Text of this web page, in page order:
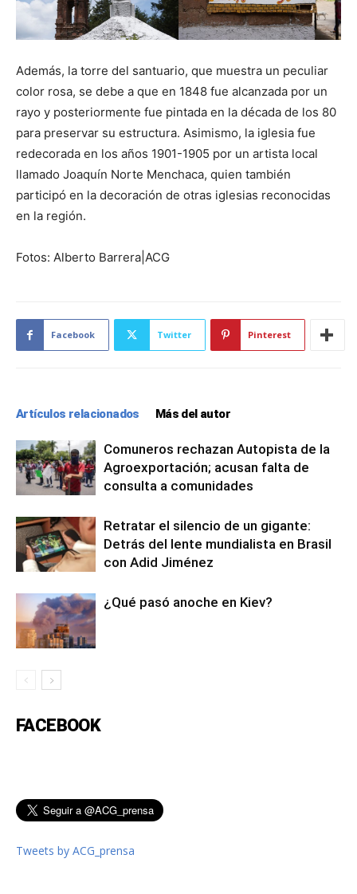
Además, la torre del santuario, que muestra un peculiar
color rosa, se debe a que en 1848 fue alcanzada por un
rayo y posteriormente fue pintada en la década de los 80
para preservar su estructura. Asimismo, la iglesia fue
redecorada en los años 1901-1905 por un artista local
llamado Joaquín Norte Menchaca, quien también
participó en la decoración de otras iglesias reconocidas
en la región.
Fotos: Alberto Barrera|ACG
Facebook Twitter Pinterest
Artículos relacionados Más del autor
Comuneros rechazan Autopista de la
Agroexportación; acusan falta de
consulta a comunidades
Retratar el silencio de un gigante:
Detrás del lente mundialista en Brasil
con Adid Jiménez
¿Qué pasó anoche en Kiev?
FACEBOOK
Tweets by ACG_prensa